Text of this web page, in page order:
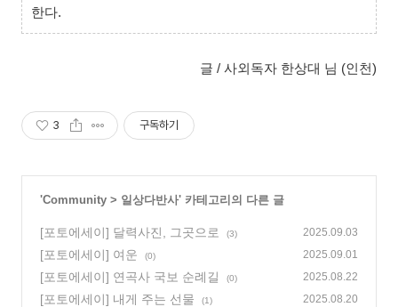
한다.
글 / 사외독자 한상대 님 (인천)
3 구독하기
'Community > 일상다반사' 카테고리의 다른 글
[포토에세이] 달력사진, 그곳으로 (3) 2025.09.03
[포토에세이] 여운 (0) 2025.09.01
[포토에세이] 연곡사 국보 순례길 (0) 2025.08.22
[포토에세이] 내게 주는 선물 (1) 2025.08.20